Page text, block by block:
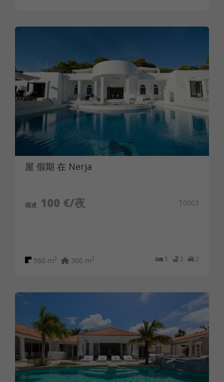
屋 假期 在 Nerja
描述 100 €/夜 T0003
5 2 2
560 m2 300 m2